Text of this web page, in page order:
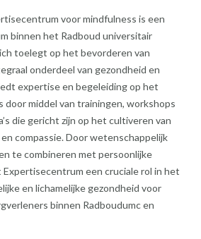
voor mindfulness is een
binnen het Radboud universitair
toelegt op het bevorderen van
onderdeel van gezondheid en
expertise en begeleiding op het
door middel van trainingen, workshops
die gericht zijn op het cultiveren van
compassie. Door wetenschappelijk
te combineren met persoonlijke
een cruciale rol in het
en lichamelijke gezondheid voor
binnen Radboudumc en